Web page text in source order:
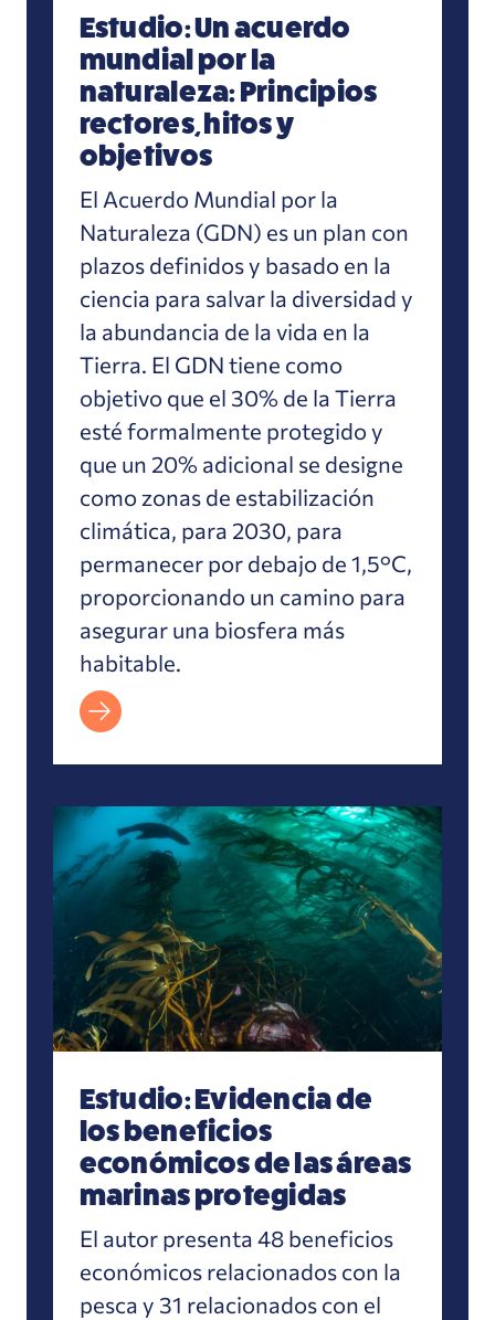
Estudio: Un acuerdo
mundial por la
naturaleza: Principios
rectores, hitos y
objetivos
El Acuerdo Mundial por la
Naturaleza (GDN) es un plan con
plazos definidos y basado en la
ciencia para salvar la diversidad y
la abundancia de la vida en la
Tierra. El GDN tiene como
objetivo que el 30% de la Tierra
esté formalmente protegido y
que un 20% adicional se designe
como zonas de estabilización
climática, para 2030, para
permanecer por debajo de 1,5°C,
proporcionando un camino para
asegurar una biosfera más
habitable.
Estudio: Evidencia de los beneficios
Estudio: Evidencia de
los beneficios
económicos de las áreas
marinas protegidas
El autor presenta 48 beneficios
económicos relacionados con la
pesca y 31 relacionados con el